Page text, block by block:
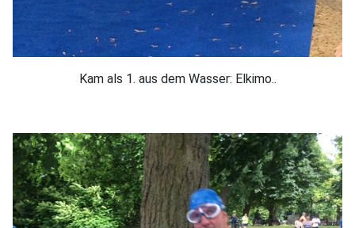
Kam als 1. aus dem Wasser: Elkimo..